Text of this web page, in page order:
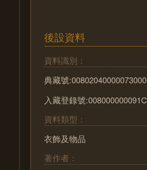
後設資料
資料識別：
典藏號:00802040000073000
入藏登錄號:008000000091C
資料類型：
衣飾及物品
著作者：